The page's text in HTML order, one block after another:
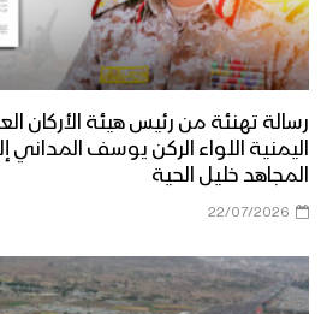
رسالة تهنئة من رئيس هيئة الأركان
اليمنية اللواء الركن يوسف
المجاهد خليل الحية
22/07/2026